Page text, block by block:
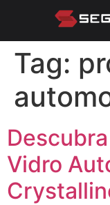
Tag:
Vidro